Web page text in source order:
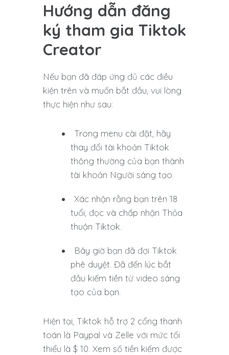
Hướng dẫn đăng
ký tham gia Tiktok
Creator
Nếu bạn đã đáp ứng đủ các điều
kiện trên và muốn bắt đầu, vui lòng
thực hiện như sau:
Trong menu cài đặt, hãy
thay đổi tài khoản Tiktok
thông thường của bạn thành
tài khoản Người sáng tạo.
Xác nhận rằng bạn trên 18
tuổi, đọc và chấp nhận Thỏa
thuận Tiktok.
Bây giờ bạn đã đợi Tiktok
phê duyệt. Đã đến lúc bắt
đầu kiếm tiền từ video sáng
tạo của bạn.
Hiện tại, Tiktok hỗ trợ 2 cổng thanh
toán là Paypal và Zelle với mức tối
thiểu là $ 10. Xem số tiền kiếm được